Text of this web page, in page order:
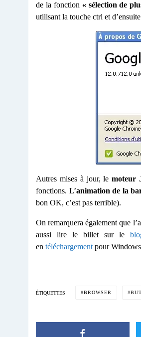
de la fonction « sélection de
utilisant la touche ctrl et
Autres mises à jour, lemoteur
fonctions. L’animation de la
bon OK, c’est pas terrible).
On remarquera également que
aussi lire le billet sur le
en téléchargement pour
ÉTIQUETTES BROWSER